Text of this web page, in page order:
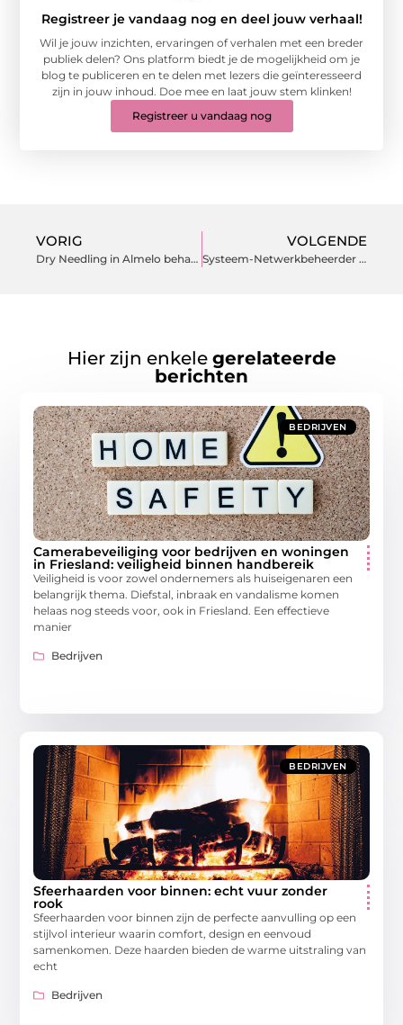
Registreer je vandaag nog en deel jouw verhaal!
Wil je jouw inzichten, ervaringen of verhalen met een breder
publiek delen? Ons platform biedt je de mogelijkheid om je
blog te publiceren en te delen met lezers die geïnteresseerd
zijn in jouw inhoud. Doe mee en laat jouw stem klinken!
Registreer u vandaag nog
VORIG
Dry Needling in Almelo behandeling
VOLGENDE
Systeem-Netwerkbeheerder vacatures
Hier zijn enkele gerelateerde
berichten
BEDRIJVEN
Camerabeveiliging voor bedrijven en woningen
in Friesland: veiligheid binnen handbereik
Veiligheid is voor zowel ondernemers als huiseigenaren een
belangrijk thema. Diefstal, inbraak en vandalisme komen
helaas nog steeds voor, ook in Friesland. Een effectieve
manier
Bedrijven
BEDRIJVEN
Sfeerhaarden voor binnen: echt vuur zonder
rook
Sfeerhaarden voor binnen zijn de perfecte aanvulling op een
stijlvol interieur waarin comfort, design en eenvoud
samenkomen. Deze haarden bieden de warme uitstraling van
echt
Bedrijven